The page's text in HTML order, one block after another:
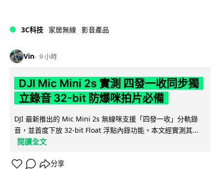
3C科技 家居無線 影音產品
Vin 9 小時
DJI Mic Mini 2s 實測 四發一收同步獨
立錄音 32-bit 防爆咪拍片必備
DJI 最新推出的 Mic Mini 2s 無線咪支援「四發一收」分軌錄
音，並首度下放 32-bit Float 浮點內錄功能。本文經實測其...
閱讀全文
分享